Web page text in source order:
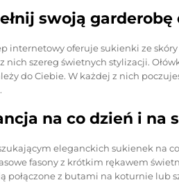
swoją
internetowy oferuje sukienki ze
nich szereg świetnych stylizacji.
do Ciebie. W każdej z nich
na co dzień i na
eleganckich sukienek na
fasony z krótkim rękawem
połączone z butami na koturnie lub